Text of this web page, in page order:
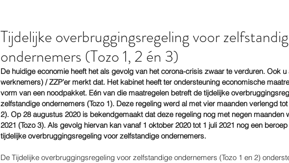
Tijdelijke overbruggingsregeling voor
ondernemers (Tozo 1, 2 én 3)
De huidige economie heeft het als gevolg van het corona-crisis zwaar te verduren. Ook
werknemers) / ZZP’er merkt dat. Het kabinet heeft ter ondersteuning economische
vorm van een noodpakket. Eén van die maatregelen betreft de tijdelijke
zelfstandige ondernemers (Tozo 1). Deze regeling werd al met vier maanden verlengd
2). Op 28 augustus 2020 is bekendgemaakt dat deze regeling nog met negen maanden
2021 (Tozo 3). Als gevolg hiervan kan vanaf 1 oktober 2020 tot 1 juli 2021 nog een
tijdelijke overbruggingsregeling voor zelfstandige ondernemers.
De Tijdelijke overbruggingsregeling voor zelfstandige ondernemers (Tozo 1 en 2)